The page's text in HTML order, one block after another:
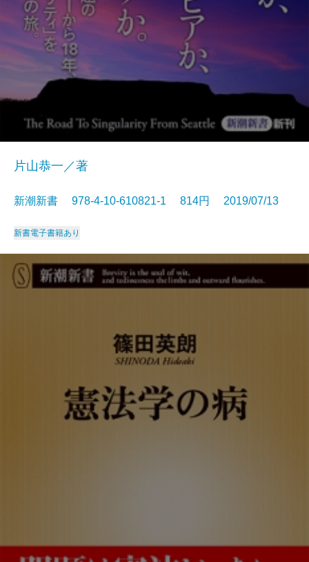
片山恭一／著
新潮新書 978-4-10-610821-1 814円 2019/07/13
新書電子書籍あり